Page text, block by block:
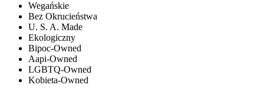
Wegańskie
Bez Okrucieństwa
U. S. A. Made
Ekologiczny
Bipoc-Owned
Aapi-Owned
LGBTQ-Owned
Kobieta-Owned